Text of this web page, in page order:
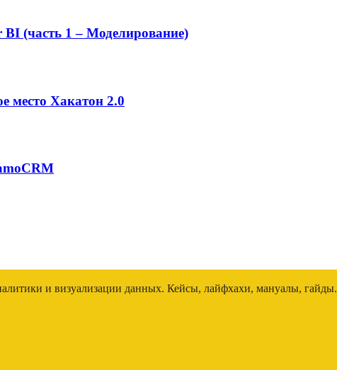
(часть 1 – Моделирование)
место Хакатон 2.0
и визуализации данных. Кейсы, лайфхахи, мануалы, гайды.